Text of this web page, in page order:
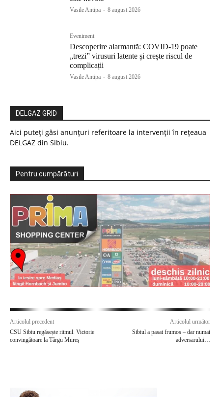
Vasile Antipa - 8 august 2026
Eveniment
Descoperire alarmantă: COVID-19 poate
„trezi” virusuri latente și crește riscul de
complicații
Vasile Antipa - 8 august 2026
DELGAZ GRID
Aici puteți găsi anunțuri referitoare la intervenții în rețeaua
DELGAZ din Sibiu.
Pentru cumpărături
Articolul precedent
CSU Sibiu regăsește ritmul. Victorie
convingătoare la Târgu Mureș
Articolul următor
Sibiul a pasat frumos – dar numai
adversarului…